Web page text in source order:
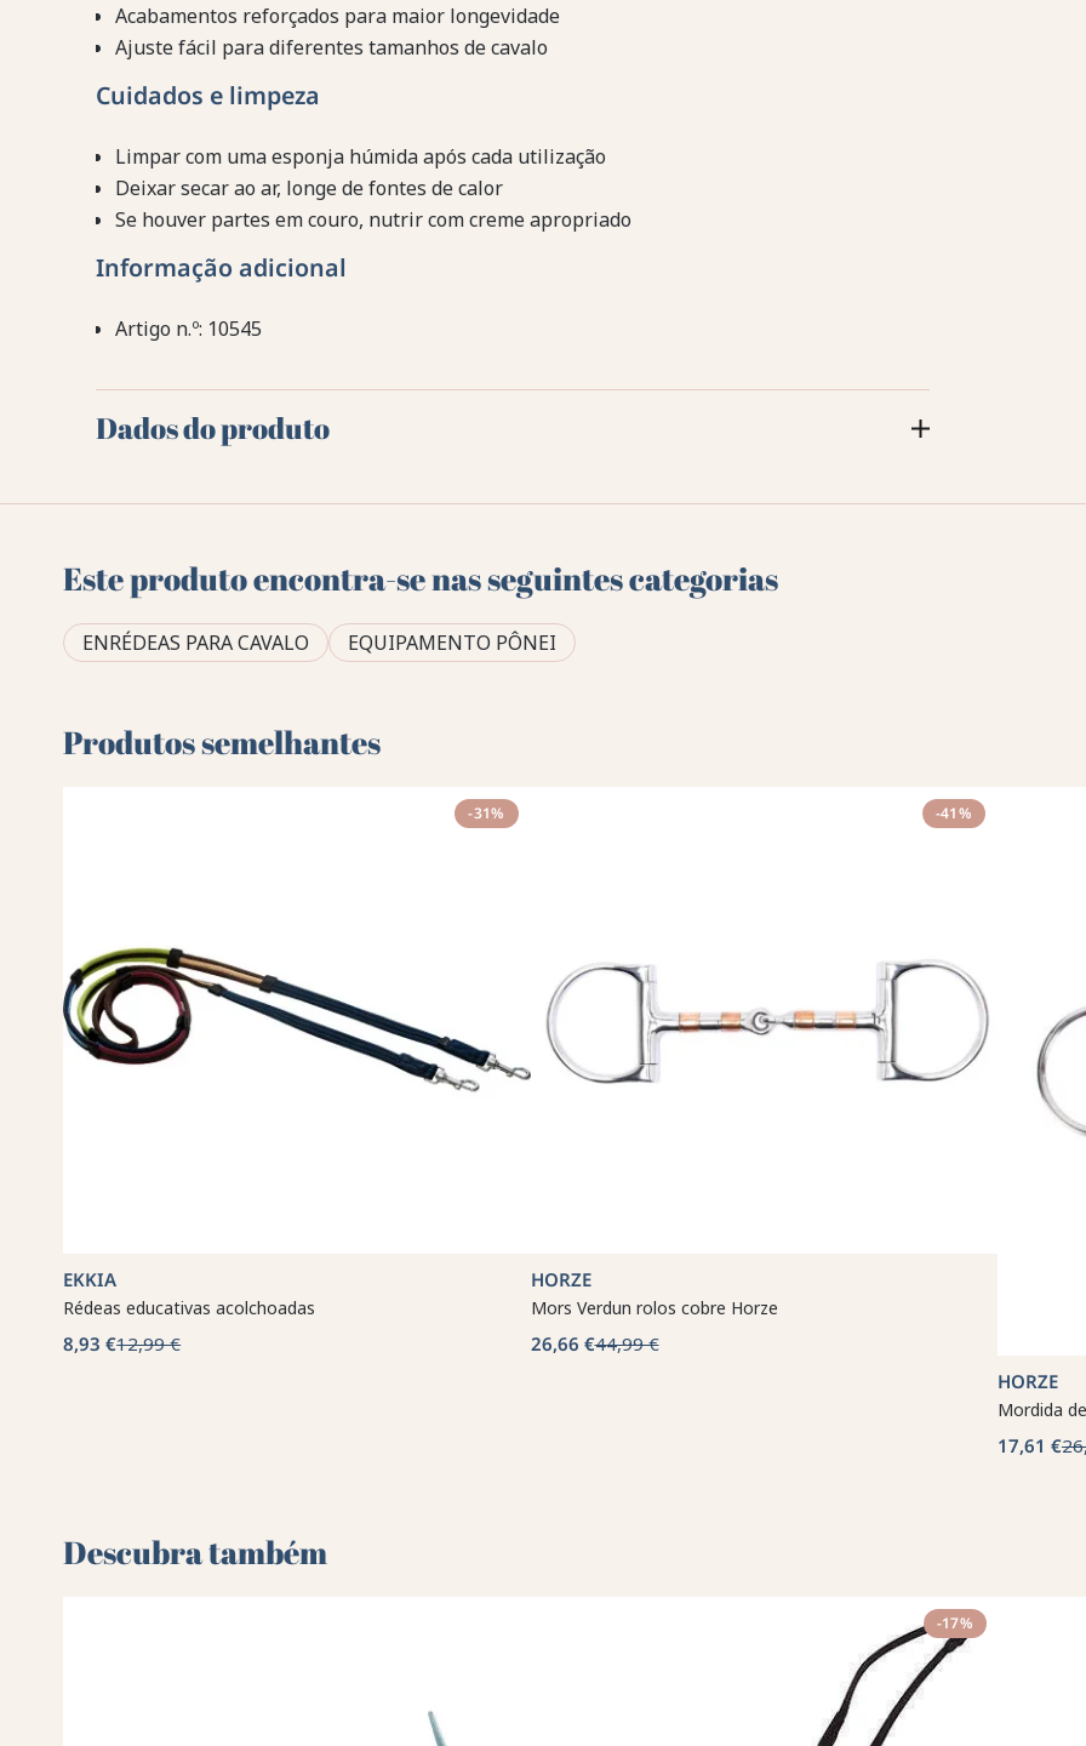
Acabamentos reforçados para maior longevidade
Ajuste fácil para diferentes tamanhos de cavalo
Cuidados e limpeza
Limpar com uma esponja húmida após cada utilização
Deixar secar ao ar, longe de fontes de calor
Se houver partes em couro, nutrir com creme apropriado
Informação adicional
Artigo n.º: 10545
Dados do produto
Este produto encontra-se nas seguintes categorias
ENRÉDEAS PARA CAVALO EQUIPAMENTO PÔNEI
Produtos semelhantes
-31%
EKKIA
Rédeas educativas acolchoadas
8,93 €12,99 €
-41%
HORZE
Mors Verdun rolos cobre Horze
26,66 €44,99 €
HORZE
Mordida
17,61 €
Descubra também 🌻
-17%